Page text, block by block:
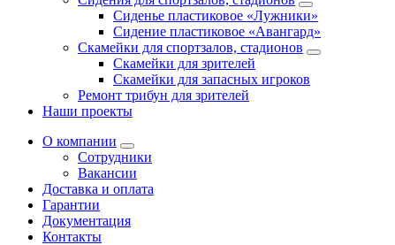
Сиденье пластиковое «Лужники»
Сидение пластиковое «Авангард»
Скамейки для спортзалов, стадионов
Скамейки для зрителей
Скамейки для запасных игроков
Ремонт трибун для зрителей
Наши проекты
О компании
Сотрудники
Вакансии
Доставка и оплата
Гарантии
Документация
Контакты